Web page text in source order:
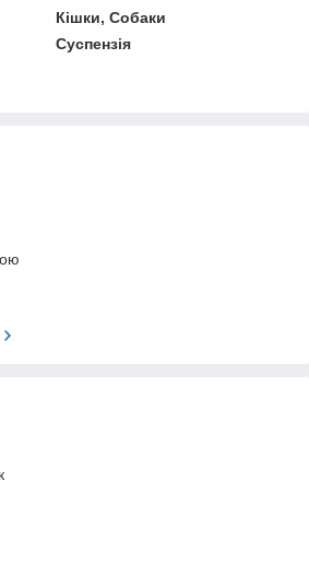
Кішки, Собаки
Суспензія